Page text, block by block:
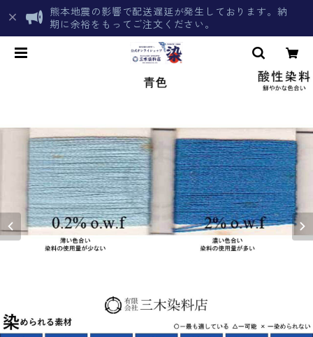
熊本地震の影響で配送遅延が発生しております。納
期に余裕をもってご注文ください。